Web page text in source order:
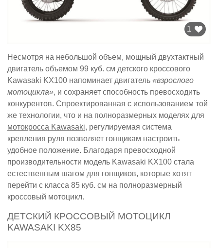
1
Несмотря на небольшой объем, мощный двухтактный
двигатель объемом 99 куб. см детского кроссового
Kawasaki KX100 напоминает двигатель «взрослого
мотоцикла», и сохраняет способность превосходить
конкурентов. Спроектированная с использованием той
же технологии, что и на полноразмерных моделях для
мотокросса Kawasaki, регулируемая система
крепления руля позволяет гонщикам настроить
удобное положение. Благодаря превосходной
производительности модель Kawasaki KX100 стала
естественным шагом для гонщиков, которые хотят
перейти с класса 85 куб. см на полноразмерный
кроссовый мотоцикл.
ДЕТСКИЙ КРОССОВЫЙ МОТОЦИКЛ
KAWASAKI KX85